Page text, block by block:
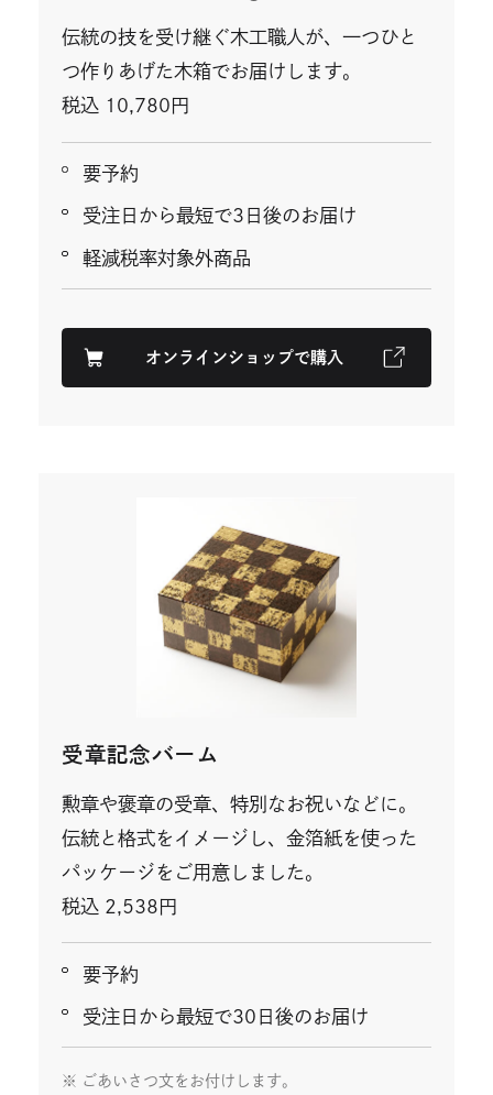
伝統の技を受け継ぐ木工職人が、一つひと
つ作りあげた木箱でお届けします。
税込 10,780円
要予約
受注日から最短で3日後のお届け
軽減税率対象外商品
外
部
ン
ド
ウ
で
開
き
ま
す
オンラインショップで購入
受章記念バーム
勲章や褒章の受章、特別なお祝いなどに。
伝統と格式をイメージし、金箔紙を使った
パッケージをご用意しました。
税込 2,538円
要予約
受注日から最短で30日後のお届け
ごあいさつ文をお付けします。